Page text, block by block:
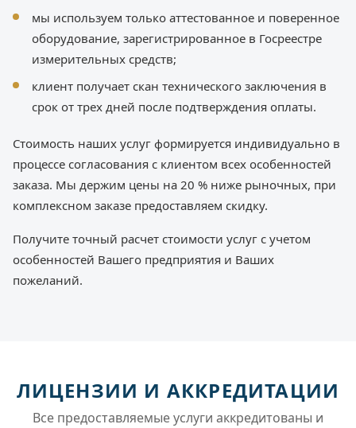
мы используем только аттестованное и поверенное
оборудование, зарегистрированное в Госреестре
измерительных средств;
клиент получает скан технического заключения в
срок от трех дней после подтверждения оплаты.
Стоимость наших услуг формируется индивидуально в
процессе согласования с клиентом всех особенностей
заказа. Мы держим цены на 20 % ниже рыночных, при
комплексном заказе предоставляем скидку.
Получите точный расчет стоимости услуг с учетом
особенностей Вашего предприятия и Ваших
пожеланий.
ЛИЦЕНЗИИ И АККРЕДИТАЦИИ
Все предоставляемые услуги аккредитованы и